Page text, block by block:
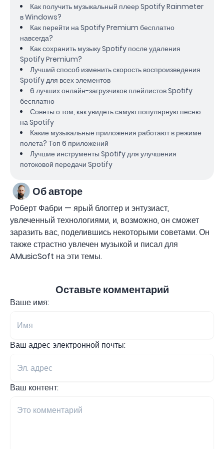
Как получить музыкальный плеер Spotify Rainmeter
в Windows?
Как перейти на Spotify Premium бесплатно
навсегда?
Как сохранить музыку Spotify после удаления
Spotify Premium?
Лучший способ изменить скорость воспроизведения
Spotify для всех элементов
6 лучших онлайн-загрузчиков плейлистов Spotify
бесплатно
Советы о том, как увидеть самую популярную песню
на Spotify
Какие музыкальные приложения работают в режиме
полета? Топ 6 приложений
Лучшие инструменты Spotify для улучшения
потоковой передачи Spotify
Об авторе
Роберт Фабри — ярый блоггер и энтузиаст,
увлеченный технологиями, и, возможно, он сможет
заразить вас, поделившись некоторыми советами. Он
также страстно увлечен музыкой и писал для
AMusicSoft на эти темы.
Оставьте комментарий
Ваше имя:
Ваш адрес электронной почты:
Ваш контент: